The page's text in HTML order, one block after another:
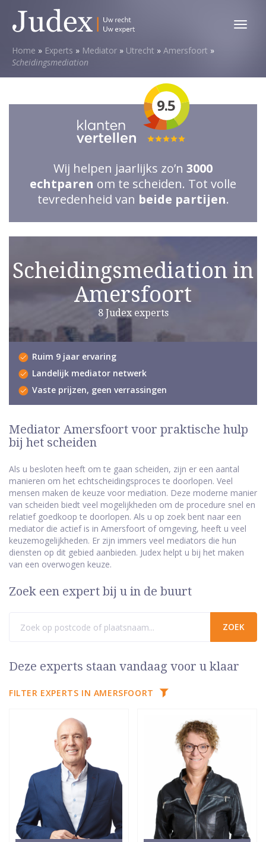
Toggle
Home » Experts » Mediator » Utrecht » Amersfoort »
Scheidingsmediation
9.5
Totale
waardering:
5
van
Wij helpen jaarlijks zo’n 3000
echtparen om te scheiden. Tot volle
tevredenheid van beide partijen.
Scheidingsmediation in
Amersfoort
8 Judex experts
Ruim 9 jaar ervaring
Landelijk mediator netwerk
Vaste prijzen, geen verrassingen
Mediator Amersfoort voor praktische hulp
bij het scheiden
Als u besloten heeft om te gaan scheiden, zijn er een aantal
manieren om het echtscheidingsproces te doorlopen. Veel
mensen maken de keuze voor mediation. Deze moderne manier
van scheiden biedt veel mogelijkheden om de procedure snel en
relatief goedkoop te doorlopen. Als u op zoek bent naar een
mediator die actief is in Amersfoort of omgeving, heeft u veel
keuzemogelijkheden. Er zijn immers veel mediators die hun
diensten op dit gebied aanbieden. Judex helpt u bij het maken
van een overwogen keuze.
Zoek een expert bij u in de buurt
Deze experts staan vandaag voor u klaar
FILTER EXPERTS IN AMERSFOORT